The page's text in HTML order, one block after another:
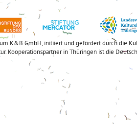
K&B GmbH, initiiert und gefördert durch die
Kooperationspartner in Thüringen ist die